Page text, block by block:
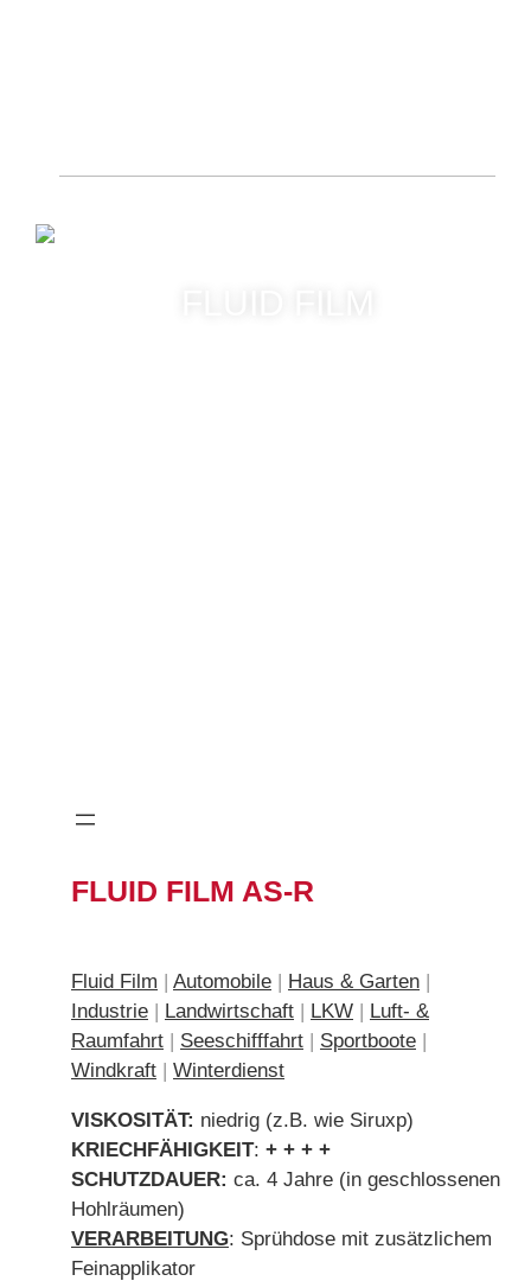
FLUID FILM AS-R
Fluid Film | Automobile | Haus & Garten |
Industrie | Landwirtschaft | LKW | Luft- &
Raumfahrt | Seeschifffahrt | Sportboote |
Windkraft | Winterdienst
VISKOSITÄT: niedrig (z.B. wie Siruxp)
KRIECHFÄHIGKEIT: + + + +
SCHUTZDAUER: ca. 4 Jahre (in geschlossenen
Hohlräumen)
VERARBEITUNG: Sprühdose mit zusätzlichem
Feinapplikator